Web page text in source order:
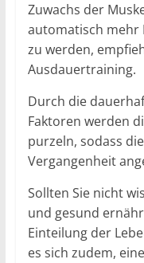
Zuwachs der
automatisch mehr
zu werden,
Ausdauertraining.
Durch die
Faktoren werden
purzeln, sodass
Vergangenheit
Sollten Sie nicht
und gesund
Einteilung der
es sich zudem,